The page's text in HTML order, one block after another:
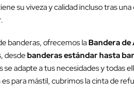
su viveza y calidad incluso tras
banderas, ofrecemos laBandera
desdebanderas estándar hasta
adapte a tus necesidades y todas
para mástil, cubrimos la cinta de